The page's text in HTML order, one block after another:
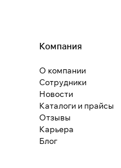
Компания
О компании
Сотрудники
Новости
Каталоги и прайсы
Отзывы
Карьера
Блог